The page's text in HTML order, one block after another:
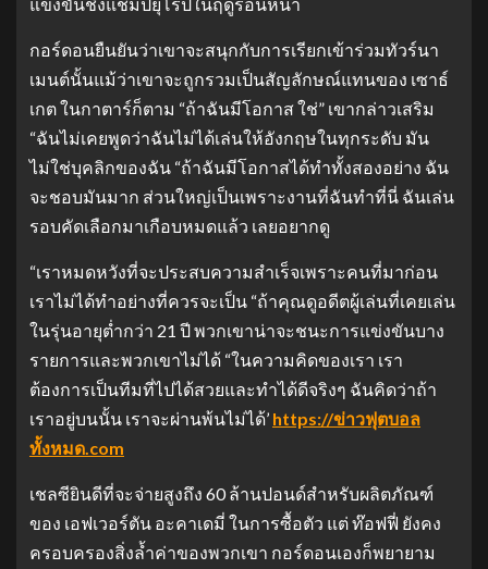
กอร์ดอนยืนยันว่าเขาจะสนุกกับการเรียกเข้าร่วมทัวร์นา
เมนต์นั้นแม้ว่าเขาจะถูกรวมเป็นสัญลักษณ์แทนของ เซาธ์
เกต ในกาตาร์ก็ตาม “ถ้าฉันมีโอกาส ใช่” เขากล่าวเสริม
“ฉันไม่เคยพูดว่าฉันไม่ได้เล่นให้อังกฤษในทุกระดับ มัน
ไม่ใช่บุคลิกของฉัน “ถ้าฉันมีโอกาสได้ทำทั้งสองอย่าง ฉัน
จะชอบมันมาก ส่วนใหญ่เป็นเพราะงานที่ฉันทำที่นี่ ฉันเล่น
รอบคัดเลือกมาเกือบหมดแล้ว เลยอยากดู
“เราหมดหวังที่จะประสบความสำเร็จเพราะคนที่มาก่อน
เราไม่ได้ทำอย่างที่ควรจะเป็น “ถ้าคุณดูอดีตผู้เล่นที่เคยเล่น
ในรุ่นอายุต่ำกว่า 21 ปี พวกเขาน่าจะชนะการแข่งขันบาง
รายการและพวกเขาไม่ได้ “ในความคิดของเรา เรา
ต้องการเป็นทีมที่ไปได้สวยและทำได้ดีจริงๆ ฉันคิดว่าถ้า
เราอยู่บนนั้น เราจะผ่านพ้นไม่ได้’ https://ข่าวฟุตบอล
ทั้งหมด.com
เชลซียินดีที่จะจ่ายสูงถึง 60 ล้านปอนด์สำหรับผลิตภัณฑ์
ของ เอฟเวอร์ตัน อะคาเดมี่ ในการซื้อตัว แต่ ท๊อฟฟี่ ยังคง
ครอบครองสิ่งล้ำค่าของพวกเขา กอร์ดอนเองก็พยายาม